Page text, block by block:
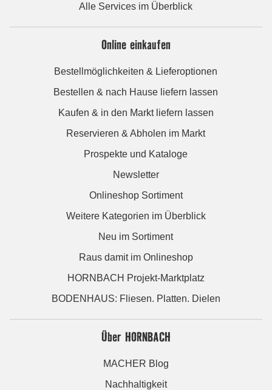
Alle Services im Überblick
Online einkaufen
Bestellmöglichkeiten & Lieferoptionen
Bestellen & nach Hause liefern lassen
Kaufen & in den Markt liefern lassen
Reservieren & Abholen im Markt
Prospekte und Kataloge
Newsletter
Onlineshop Sortiment
Weitere Kategorien im Überblick
Neu im Sortiment
Raus damit im Onlineshop
HORNBACH Projekt-Marktplatz
BODENHAUS: Fliesen. Platten. Dielen
Über HORNBACH
MACHER Blog
Nachhaltigkeit